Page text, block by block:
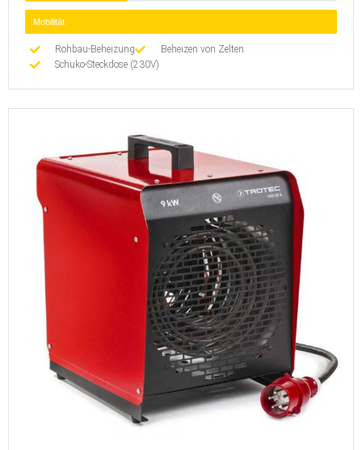
Mobilität
Rohbau-Beheizung
Beheizen von Zelten
Schuko-Steckdose (230V)